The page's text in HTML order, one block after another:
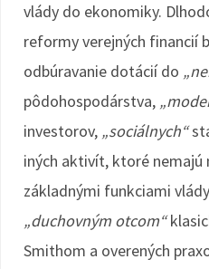
vlády do ekonomiky.
reformy verejných financií
odbúravanie dotácií do
pôdohospodárstva,
investorov, „sociálnych“
iných aktivít, ktoré nemajú
základnými funkciami
„duchovným otcom“
Smithom a overených